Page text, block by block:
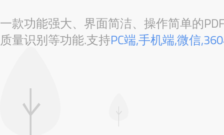
一款功能强大、界面简洁、操作简单的
质量识别等功能.支持PC端,手机端,微信